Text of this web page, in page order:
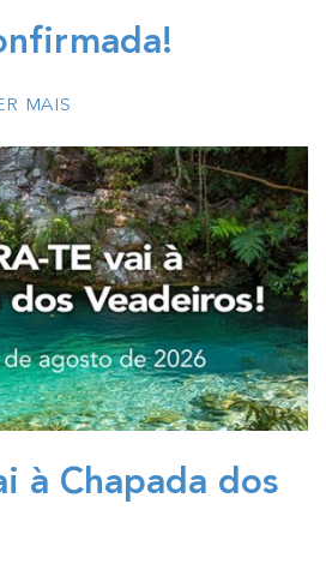
MAIS
à Chapada dos